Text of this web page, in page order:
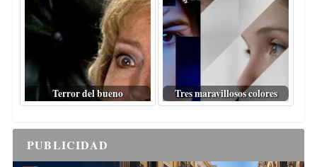
Terror del bueno Tres maravillosos colores
PUBLICIDAD